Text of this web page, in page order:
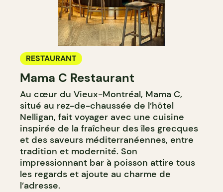
RESTAURANT
Mama C Restaurant
Au cœur du Vieux-Montréal, Mama C,
situé au rez-de-chaussée de l’hôtel
Nelligan, fait voyager avec une cuisine
inspirée de la fraîcheur des îles grecques
et des saveurs méditerranéennes, entre
tradition et modernité. Son
impressionnant bar à poisson attire tous
les regards et ajoute au charme de
l’adresse.